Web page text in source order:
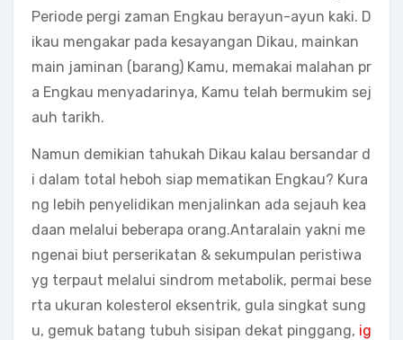
Periode pergi zaman Engkau berayun-ayun kaki. D
ikau mengakar pada kesayangan Dikau, mainkan
main jaminan (barang) Kamu, memakai malahan pr
a Engkau menyadarinya, Kamu telah bermukim sej
auh tarikh.
Namun demikian tahukah Dikau kalau bersandar d
i dalam total heboh siap mematikan Engkau? Kura
ng lebih penyelidikan menjalinkan ada sejauh kea
daan melalui beberapa orang.Antaralain yakni me
ngenai biut perserikatan & sekumpulan peristiwa
yg terpaut melalui sindrom metabolik, permai bese
rta ukuran kolesterol eksentrik, gula singkat sung
u, gemuk batang tubuh sisipan dekat pinggang, ig